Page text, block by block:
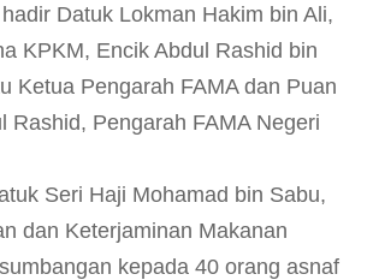
Datuk Lokman Hakim bin Ali,
KPKM, Encik Abdul Rashid bin
Ketua Pengarah FAMA dan Puan
Rashid, Pengarah FAMA Negeri
Seri Haji Mohamad bin Sabu,
dan Keterjaminan Makanan
kepada 40 orang asnaf